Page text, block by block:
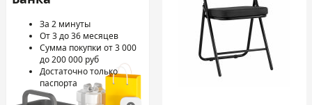
За 2 минуты
От 3 до 36 месяцев
Сумма покупки от 3 000
до 200 000 руб
Достаточно только
паспорта